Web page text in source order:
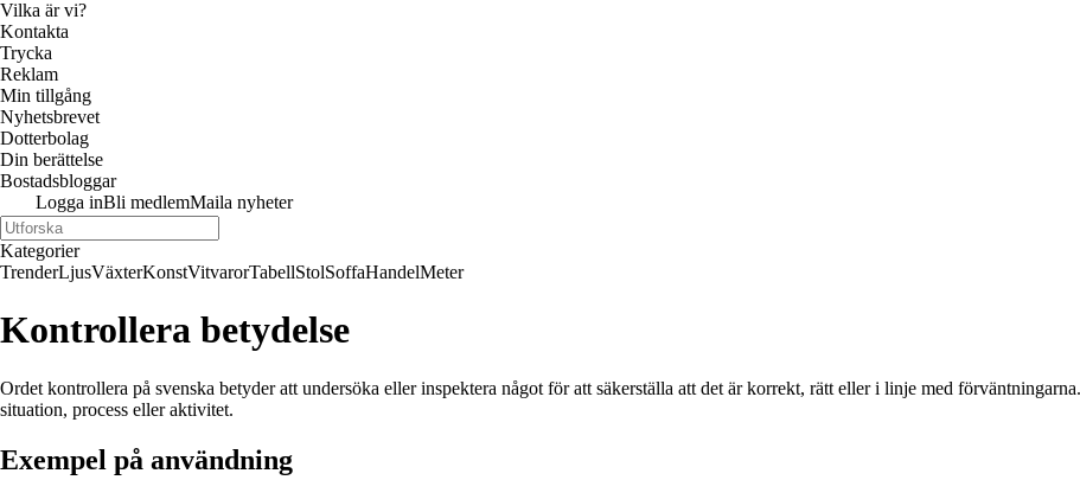
Vilka är vi?
Kontakta
Trycka
Reklam
Min tillgång
Nyhetsbrevet
Dotterbolag
Din berättelse
Bostadsbloggar
Logga inBli medlemMaila nyheter
Kategorier
TrenderLjusVäxterKonstVitvarorTabellStolSoffaHandelMeter
Kontrollera betydelse
Ordet kontrollera på svenska betyder att undersöka eller inspektera något för att säkerställa att det är korrekt, rätt eller i linje med
situation, process eller aktivitet.
Exempel på användning